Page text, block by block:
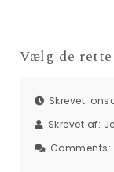
Vælg de
Skrevet:
Skrevet af:
Comments: